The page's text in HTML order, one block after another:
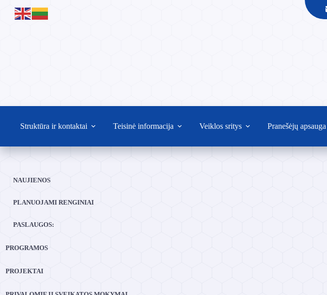
content
Struktūra ir kontaktai Teisinė informacija Veiklos sritys Pranešėjų apsauga
NAUJIENOS
PLANUOJAMI RENGINIAI
PASLAUGOS:
PROGRAMOS
PROJEKTAI